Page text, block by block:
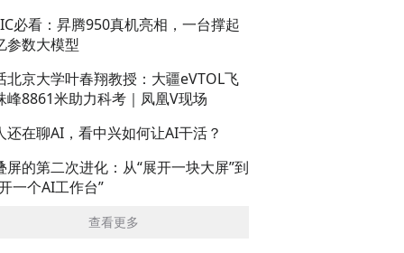
必看：昇腾950真机亮相，一台撑起
参数大模型
北京大学叶春翔教授：大疆eVTOL飞
峰8861米助力科考｜凤凰V现场
还在聊AI，看中兴如何让AI干活？
屏的第二次进化：从“展开一块大屏”到
一个AI工作台”
查看更多